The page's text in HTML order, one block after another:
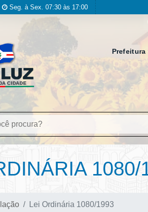
Seg. à Sex. 07:30 às 17:00
Prefeitura
1080/
Lei Ordinária 1080/1993